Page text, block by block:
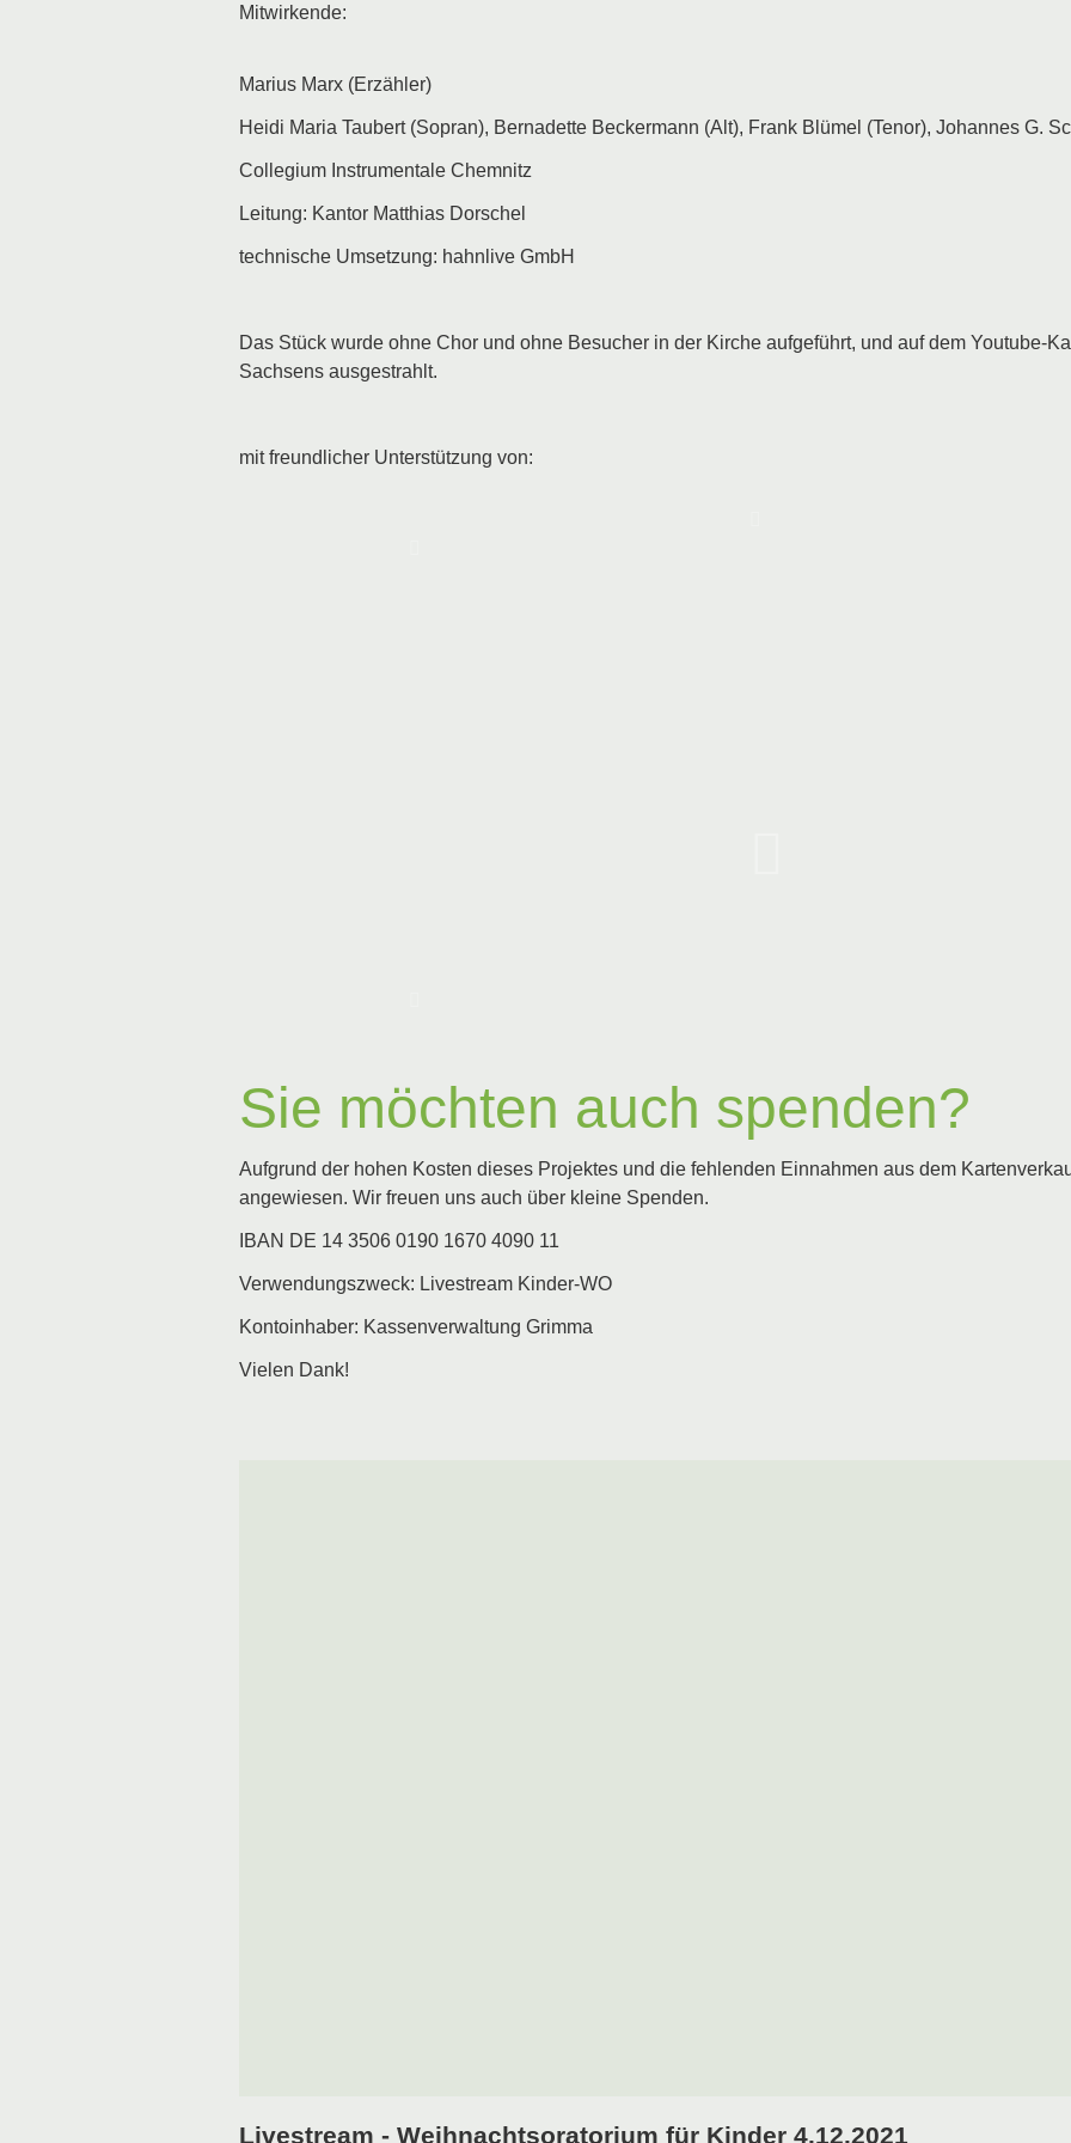
Mitwirkende:
Marius Marx (Erzähler)
Heidi Maria Taubert (Sopran), Bernadette Beckermann (Alt), Frank Blümel (Tenor), Johannes G.
Collegium Instrumentale Chemnitz
Leitung: Kantor Matthias Dorschel
technische Umsetzung: hahnlive GmbH
Das Stück wurde ohne Chor und ohne Besucher in der Kirche aufgeführt, und auf dem Youtube-
Sachsens ausgestrahlt.
mit freundlicher Unterstützung von:
Sie möchten auch spenden?
Aufgrund der hohen Kosten dieses Projektes und die fehlenden Einnahmen aus dem
angewiesen. Wir freuen uns auch über kleine Spenden.
IBAN DE 14 3506 0190 1670 4090 11
Verwendungszweck: Livestream Kinder-WO
Kontoinhaber: Kassenverwaltung Grimma
Vielen Dank!
Livestream - Weihnachtsoratorium für Kinder 4.12.2021